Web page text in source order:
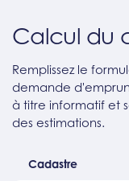
Calcul du
Remplissez le
demande
à titre informatif et
des estimations.
Cadastre